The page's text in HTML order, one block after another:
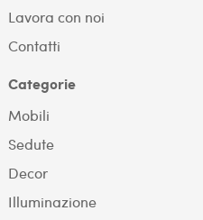
Lavora con noi
Contatti
Categorie
Mobili
Sedute
Decor
Illuminazione